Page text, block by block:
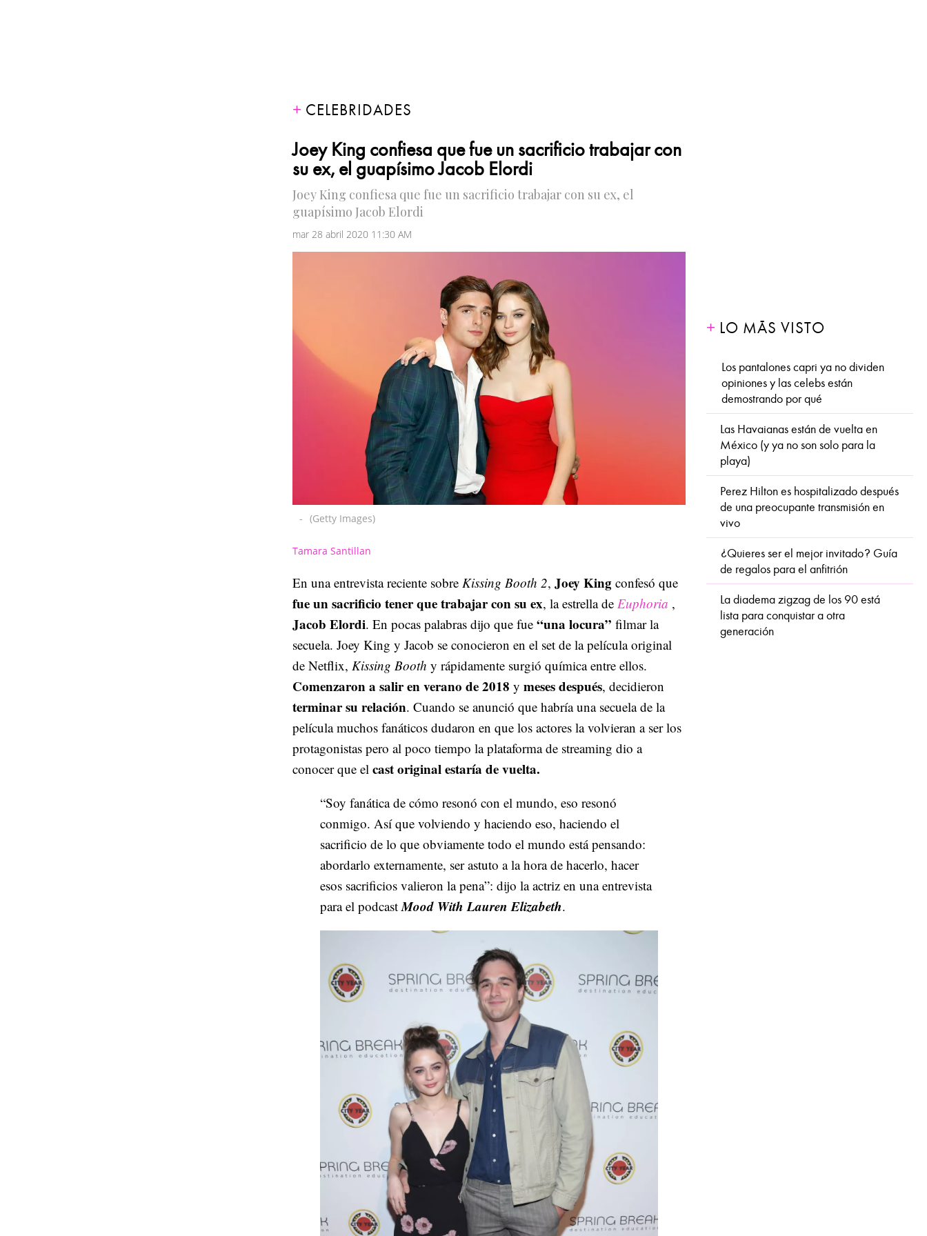
CELEBRIDADES
Joey King confiesa que fue un sacrificio trabajar con
su ex, el guapísimo Jacob Elordi
Joey King confiesa que fue un sacrificio trabajar con su ex, el
guapísimo Jacob Elordi
mar 28 abril 2020 11:30 AM
- (Getty Images)
Tamara Santillan
En una entrevista reciente sobre Kissing Booth 2, Joey King confesó que
fue un sacrificio tener que trabajar con su ex, la estrella de Euphoria ,
Jacob Elordi. En pocas palabras dijo que fue “una locura” filmar la
secuela. Joey King y Jacob se conocieron en el set de la película original
de Netflix, Kissing Booth y rápidamente surgió química entre ellos.
Comenzaron a salir en verano de 2018 y meses después, decidieron
terminar su relación. Cuando se anunció que habría una secuela de la
película muchos fanáticos dudaron en que los actores la volvieran a ser los
protagonistas pero al poco tiempo la plataforma de streaming dio a
conocer que el cast original estaría de vuelta.
“Soy fanática de cómo resonó con el mundo, eso resonó
conmigo. Así que volviendo y haciendo eso, haciendo el
sacrificio de lo que obviamente todo el mundo está pensando:
abordarlo externamente, ser astuto a la hora de hacerlo, hacer
esos sacrificios valieron la pena”: dijo la actriz en una entrevista
para el podcast Mood With Lauren Elizabeth.
LO MÁS VISTO
Los pantalones capri ya no dividen
opiniones y las celebs están
demostrando por qué
Las Havaianas están de vuelta en
México (y ya no son solo para la
playa)
Perez Hilton es hospitalizado después
de una preocupante transmisión en
vivo
¿Quieres ser el mejor invitado? Guía
de regalos para el anfitrión
La diadema zigzag de los 90 está
lista para conquistar a otra
generación